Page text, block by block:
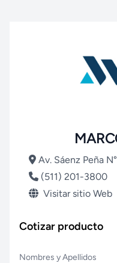
Av. Sáenz Peña
(511) 201-3800
Visitar sitio Web
Cotizar producto
Nombres y Apellidos